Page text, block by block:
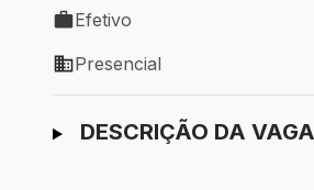
Tipo de vaga: Efetivo
Efetivo
Modelo de trabalho: Presencial
Presencial
Ir para candidatura
DESCRIÇÃO DA VAGA